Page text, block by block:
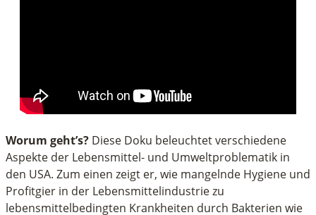
Worum geht’s? Diese Doku beleuchtet verschiedene
Aspekte der Lebensmittel- und Umweltproblematik in
den USA. Zum einen zeigt er, wie mangelnde Hygiene und
Profitgier in der Lebensmittelindustrie zu
lebensmittelbedingten Krankheiten durch Bakterien wie